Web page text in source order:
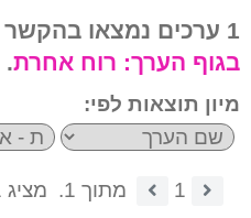
1 ערכים נמצאו בהקשר לנושא:
בגוף הערך: רוח אחרת.
מיון תוצאות לפי:
1 מתוך 1.
מציג 1 ערכים.